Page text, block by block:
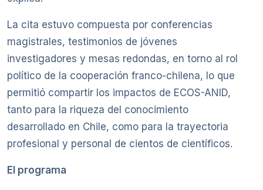
La cita estuvo compuesta por conferencias
magistrales, testimonios de jóvenes
investigadores y mesas redondas, en torno al rol
político de la cooperación franco-chilena, lo que
permitió compartir los impactos de ECOS-ANID,
tanto para la riqueza del conocimiento
desarrollado en Chile, como para la trayectoria
profesional y personal de cientos de científicos.
El programa